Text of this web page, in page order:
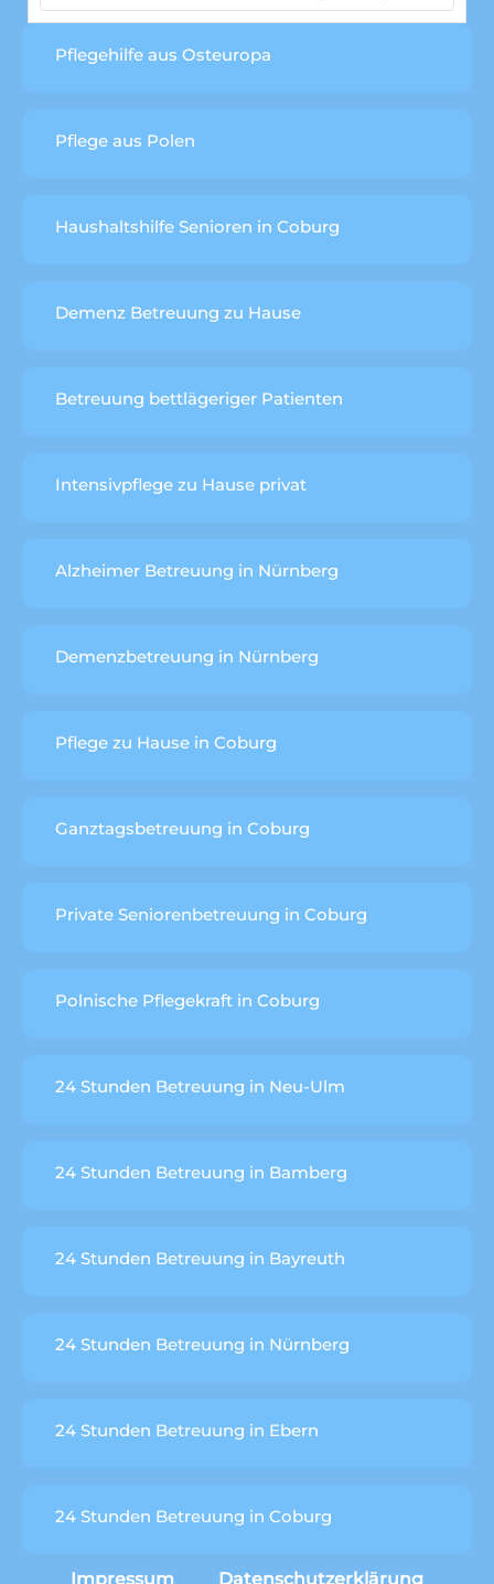
Pflegehilfe aus Osteuropa
Pflege aus Polen
Haushaltshilfe Senioren in Coburg
Demenz Betreuung zu Hause
Betreuung bettlägeriger Patienten
Intensivpflege zu Hause privat
Alzheimer Betreuung in Nürnberg
Demenzbetreuung in Nürnberg
Pflege zu Hause in Coburg
Ganztagsbetreuung in Coburg
Private Seniorenbetreuung in Coburg
Polnische Pflegekraft in Coburg
24 Stunden Betreuung in Neu-Ulm
24 Stunden Betreuung in Bamberg
24 Stunden Betreuung in Bayreuth
24 Stunden Betreuung in Nürnberg
24 Stunden Betreuung in Ebern
24 Stunden Betreuung in Coburg
Impressum Datenschutzerklärung